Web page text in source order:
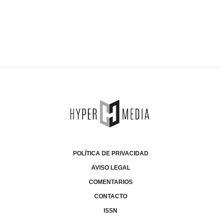
POLÍTICA DE PRIVACIDAD
AVISO LEGAL
COMENTARIOS
CONTACTO
ISSN